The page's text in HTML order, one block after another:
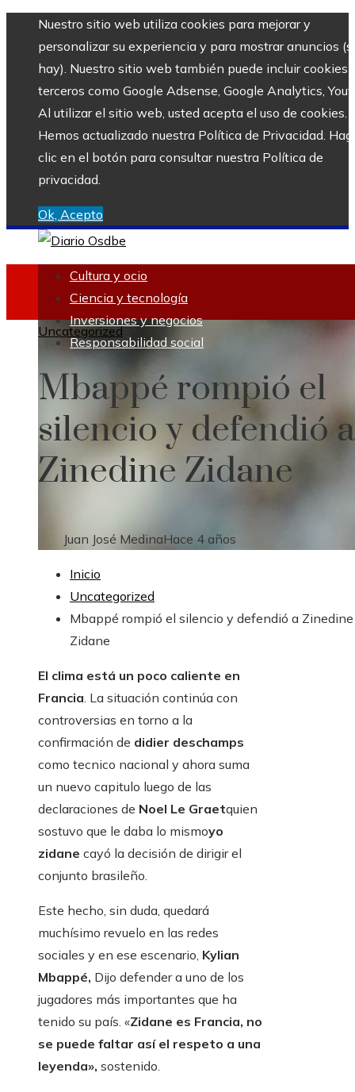
Nuestro sitio web utiliza cookies para mejorar y
personalizar su experiencia y para mostrar anuncios
hay). Nuestro sitio web también puede incluir cookies
terceros como Google Adsense, Google Analytics,
Al utilizar el sitio web, usted acepta el uso de cookies.
Hemos actualizado nuestra Política de Privacidad.
clic en el botón para consultar nuestra Política de
privacidad.
Ok, Acepto
Cultura y ocio
Ciencia y tecnología
Inversiones y negocios
Responsabilidad social
Uncategorized
Mbappé rompió el
silencio y defendió a
Zinedine Zidane
Juan José MedinaHace 4 años
Inicio
Uncategorized
Mbappé rompió el silencio y defendió a Zinedine
Zidane
El clima está un poco caliente en
Francia. La situación continúa con
controversias en torno a la
confirmación de didier deschamps
como tecnico nacional y ahora suma
un nuevo capitulo luego de las
declaraciones de Noel Le Graetquien
sostuvo que le daba lo mismoyo
zidane cayó la decisión de dirigir el
conjunto brasileño.
Este hecho, sin duda, quedará
muchísimo revuelo en las redes
sociales y en ese escenario, Kylian
Mbappé, Dijo defender a uno de los
jugadores más importantes que ha
tenido su país. «Zidane es Francia, no
se puede faltar así el respeto a una
leyenda», sostenido.